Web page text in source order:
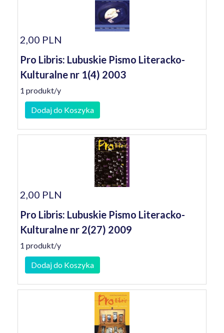
2,00 PLN
Pro Libris: Lubuskie Pismo Literacko-
Kulturalne nr 1(4) 2003
1 produkt/y
Dodaj do Koszyka
2,00 PLN
Pro Libris: Lubuskie Pismo Literacko-
Kulturalne nr 2(27) 2009
1 produkt/y
Dodaj do Koszyka